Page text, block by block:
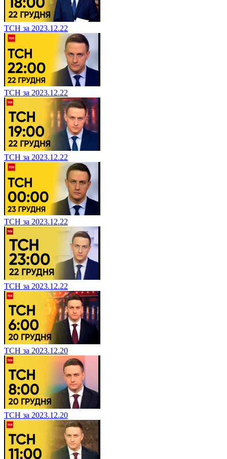
ТСН за 2023.12.22
ТСН за 2023.12.22
ТСН за 2023.12.22
ТСН за 2023.12.22
ТСН за 2023.12.22
ТСН за 2023.12.20
ТСН за 2023.12.20